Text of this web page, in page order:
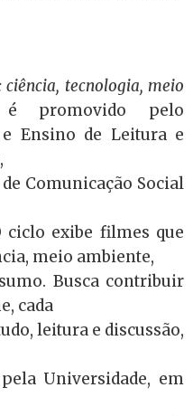
ciência, tecnologia, meio
promovido pelo
Ensino de Leitura e
Comunicação Social
ciclo exibe filmes que
meio ambiente,
Busca contribuir
cada
leitura e discussão,
Universidade, em